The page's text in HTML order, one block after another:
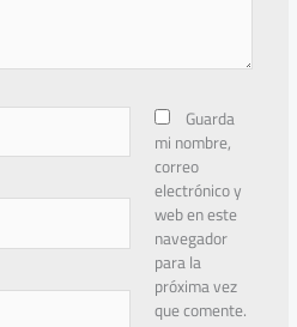
Guarda
mi nombre,
correo
electrónico y
web en este
navegador
para la
próxima vez
que comente.